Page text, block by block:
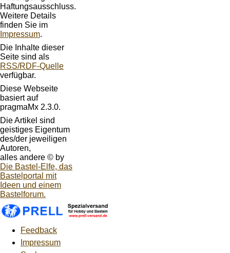
Haftungsausschluss.
Weitere Details
finden Sie im
Impressum.
Die Inhalte dieser
Seite sind als
RSS/RDF-Quelle
verfügbar.
Diese Webseite
basiert auf
pragmaMx 2.3.0.
Die Artikel sind
geistiges Eigentum
des/der jeweiligen
Autoren,
alles andere © by
Die Bastel-Elfe, das
Bastelportal mit
Ideen und einem
Bastelforum.
Feedback
Impressum